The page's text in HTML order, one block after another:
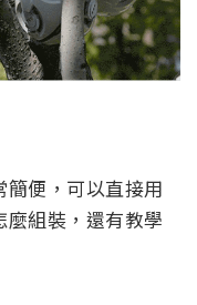
便，可以直接用
組裝，還有教學